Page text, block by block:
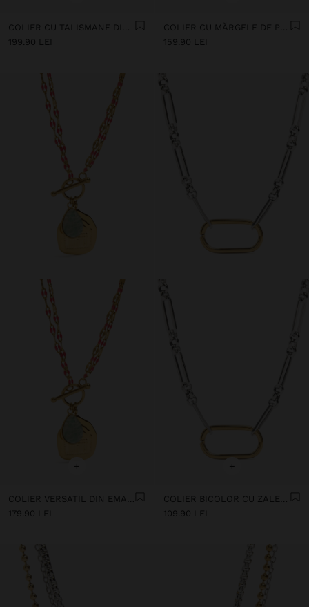
199.90 LEI
159.90 LEI
+
COLIER VERSATIL DIN EMAIL CU PANDANTIV DIN PIATRĂ - OȚEL INOXIDABIL
179.90 LEI
+
COLIER BICOLOR CU ZALE ȘI PANDANTIV ÎN FORMĂ DE INEL - OȚEL INOXIDABIL
109.90 LEI